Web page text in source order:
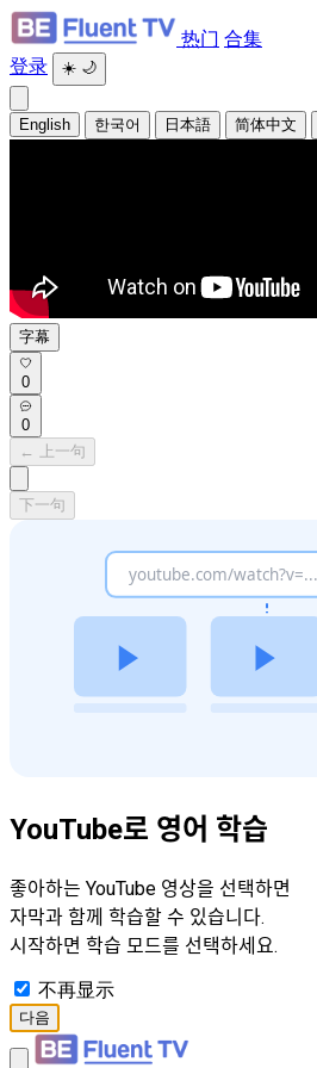
热门 合集
登录
☀️ 🌙
English 한국어 日本語 简体中文
字幕
0
0
← 上一句
下一句
YouTube로 영어 학습
좋아하는 YouTube 영상을 선택하면
자막과 함께 학습할 수 있습니다.
시작하면 학습 모드를 선택하세요.
不再显示
다음